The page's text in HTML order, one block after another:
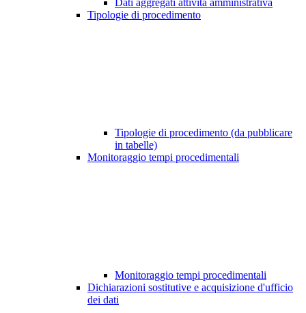
Dati aggregati attività amministrativa
Tipologie di procedimento
Tipologie di procedimento (da pubblicare
in tabelle)
Monitoraggio tempi procedimentali
Monitoraggio tempi procedimentali
Dichiarazioni sostitutive e acquisizione d'ufficio
dei dati